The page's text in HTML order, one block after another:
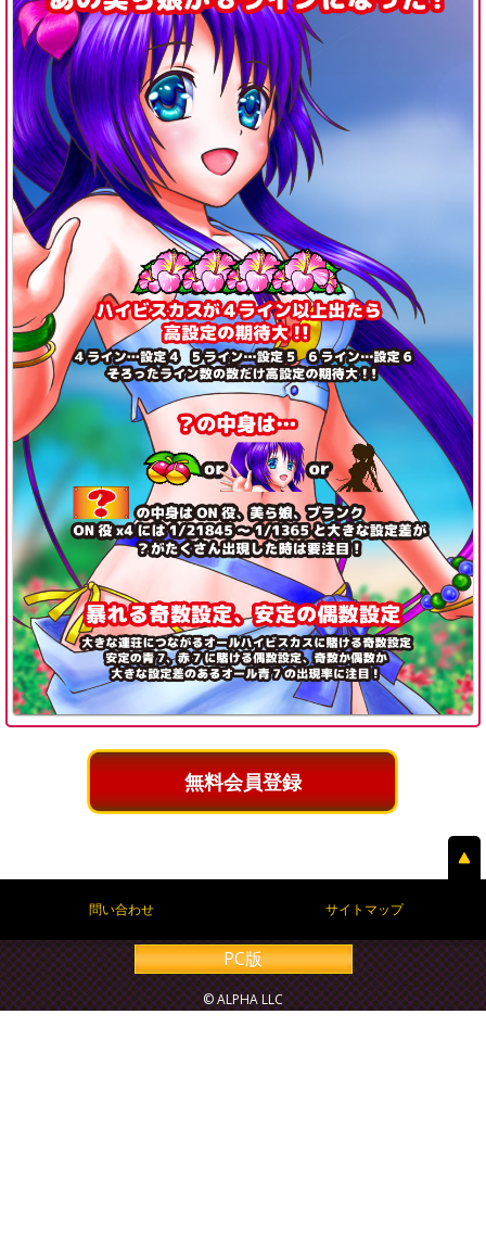
無料会員登録
問い合わせ サイトマップ
PC版
© ALPHA LLC